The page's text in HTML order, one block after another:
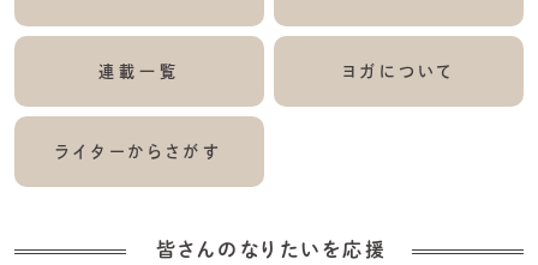
連載一覧 ヨガについて
ライターからさがす
皆さんのなりたいを応援